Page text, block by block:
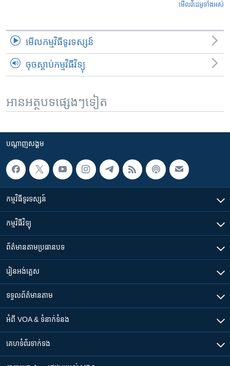
មើល​វីដេអូ​ទាំង​អស់
មើល​កម្មវិធី​ទូរទស្សន៍
ចុចស្តាប់កម្មវិធីវិទ្យុ
អានអត្ថបទផ្សេងៗទៀត
បណ្តាញ​សង្គម
កម្មវិធី​ទូរទស្សន៍
កម្មវិធី​វិទ្យុ
ព័ត៌មាន​តាមប្រធានបទ​
រៀន​​អង់គ្លេស
ទទួល​ព័ត៌មាន​តាម
អំពី​ VOA & ទំនាក់ទំនង
គេហទំព័រ​​ទាក់ទង